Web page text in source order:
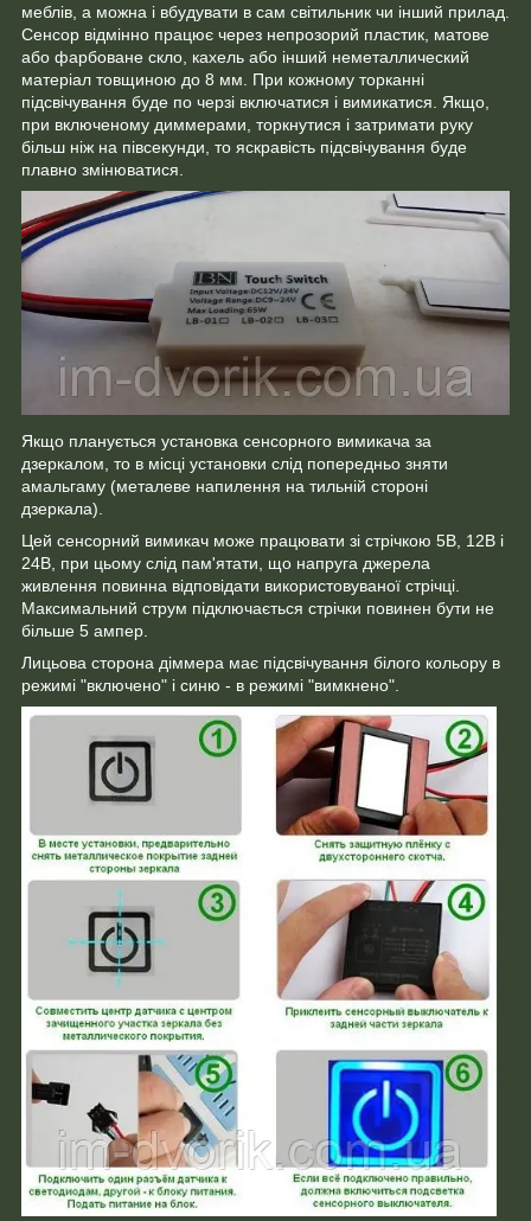
меблів, а можна і вбудувати в сам світильник чи інший прилад.
Сенсор відмінно працює через непрозорий пластик, матове
або фарбоване скло, кахель або інший неметаллический
матеріал товщиною до 8 мм. При кожному торканні
підсвічування буде по черзі включатися і вимикатися. Якщо,
при включеному диммерами, торкнутися і затримати руку
більш ніж на півсекунди, то яскравість підсвічування буде
плавно змінюватися.
Якщо планується установка сенсорного вимикача за
дзеркалом, то в місці установки слід попередньо зняти
амальгаму (металеве напилення на тильній стороні
дзеркала).
Цей сенсорний вимикач може працювати зі стрічкою 5В, 12В і
24В, при цьому слід пам'ятати, що напруга джерела
живлення повинна відповідати використовуваної стрічці.
Максимальний струм підключається стрічки повинен бути не
більше 5 ампер.
Лицьова сторона діммера має підсвічування білого кольору в
режимі "включено" і синю - в режимі "вимкнено".